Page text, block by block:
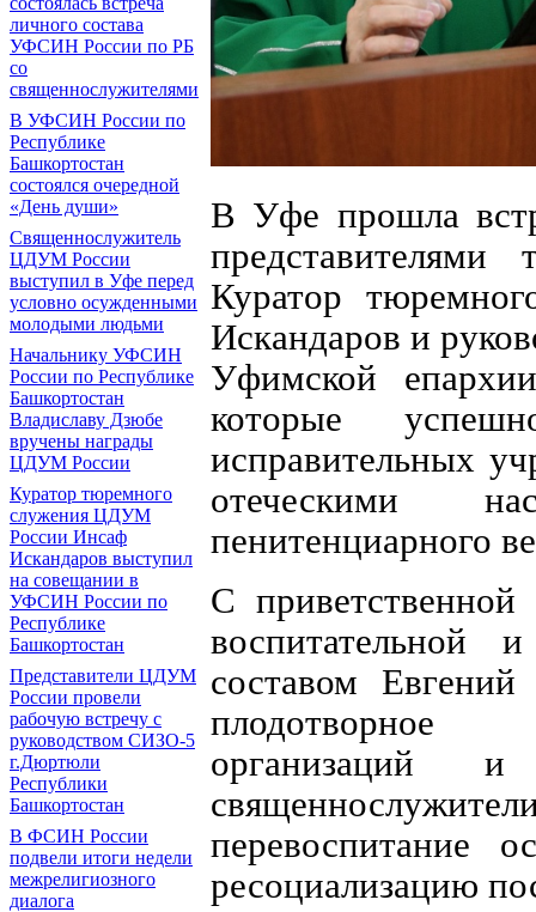
личного состава
УФСИН России по РБ
со
священнослужителями
В УФСИН России по
Республике
Башкортостан
состоялся очередной
«День души»
Священнослужитель
ЦДУМ России
выступил в Уфе перед
условно осужденными
молодыми людьми
Начальнику УФСИН
России по Республике
Башкортостан
Владиславу Дзюбе
вручены награды
ЦДУМ России
Куратор тюремного
служения ЦДУМ
России Инсаф
Искандаров выступил
на совещании в
УФСИН России по
Республике
Башкортостан
Представители ЦДУМ
России провели
рабочую встречу с
руководством СИЗО-5
г.Дюртюли
Республики
Башкортостан
В ФСИН России
подвели итоги недели
межрелигиозного
диалога
В Уфе прошла
Куратор
Искандаров и
Уфимской
которые
исправительных
отеческими
пенитенциарного
С
составом
плодотворное
перевоспитание
ресоциализацию